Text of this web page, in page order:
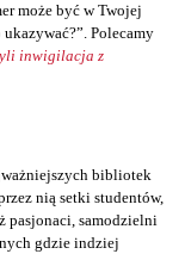
może być w Twojej
Polecamy
inwigilacja z
bibliotek
nią setki studentów,
pasjonaci, samodzielni
gdzie indziej